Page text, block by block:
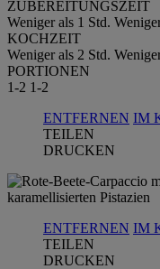
ZUBEREITUNGSZEIT
Weniger als 1 Std.
KOCHZEIT
Weniger als 2 Std.
PORTIONEN
1-2 1-2
ENTFERNEN IM
TEILEN
DRUCKEN
ENTFERNEN IM
TEILEN
DRUCKEN